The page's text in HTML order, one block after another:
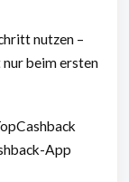
nutzen –
beim ersten
App